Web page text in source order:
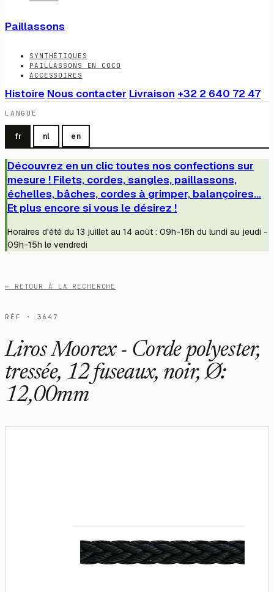
Paillassons
SYNTHÉTIQUES
PAILLASSONS EN COCO
ACCESSOIRES
Histoire Nous contacter Livraison +32 2 640 72 47
LANGUE
fr nl en
Découvrez en un clic toutes nos confections sur
mesure ! Filets, cordes, sangles, paillassons,
échelles, bâches, cordes à grimper, balançoires...
Et plus encore si vous le désirez !
Horaires d'été du 13 juillet au 14 août : 09h-16h du lundi au jeudi -
09h-15h le vendredi
← RETOUR À LA RECHERCHE
RÉF · 3647
Liros Moorex - Corde polyester,
tressée, 12 fuseaux, noir, Ø:
12,00mm